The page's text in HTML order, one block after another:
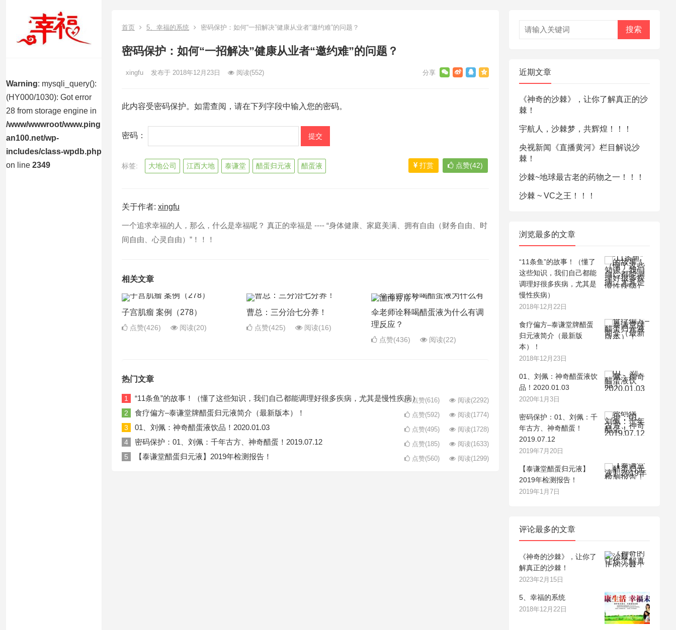
Warning: mysqli_query():
(HY000/1030): Got error
28 from storage engine in
/www/wwwroot/www.ping
an100.net/wp-
includes/class-wpdb.php
on line 2349
首页 5、幸福的系统 密码保护：如何“一招解决”健康从业者“邀约难”的问题？
密码保护：如何“一招解决”健康从业者“邀约难”的问题？
xingfu 发布于 2018年12月23日 阅读(552)
此内容受密码保护。如需查阅，请在下列字段中输入您的密码。
密码：
标签: 大地公司 江西大地 泰谦堂 醋蛋归元液 醋蛋液 打赏 点赞(42)
关于作者: xingfu
一个追求幸福的人，那么，什么是幸福呢？ 真正的幸福是 ---- “身体健康、家庭美满、拥有自由（财务自由、时
间自由、心灵自由）”！！！
相关文章
子宫肌瘤 案例（278）
点赞(426) 阅读(20)
曹总：三分治七分养！
点赞(425) 阅读(16)
伞老师诠释喝醋蛋液为什么有调
理反应？
点赞(436) 阅读(22)
热门文章
1 “11条鱼”的故事！（懂了这些知识，我们自己都能调理好很多疾病，尤其是慢性疾病）点赞(616) 阅读(2292)
2 食疗偏方–泰谦堂牌醋蛋归元液简介（最新版本）！ 点赞(592) 阅读(1774)
3 01、刘佩：神奇醋蛋液饮品！2020.01.03 点赞(495) 阅读(1728)
4 密码保护：01、刘佩：千年古方、神奇醋蛋！2019.07.12 点赞(185) 阅读(1633)
5 【泰谦堂醋蛋归元液】2019年检测报告！ 点赞(560) 阅读(1299)
搜索
近期文章
《神奇的沙棘》，让你了解真正的沙
棘！
宇航人，沙棘梦，共辉煌！！！
央视新闻《直播黄河》栏目解说沙
棘！
沙棘~地球最古老的药物之一！！！
沙棘 ~ VC之王！！！
浏览最多的文章
“11条鱼”的故事！（懂了
这些知识，我们自己都能
调理好很多疾病，尤其是
慢性疾病）
2018年12月22日
食疗偏方–泰谦堂牌醋蛋
归元液简介（最新版
本）！
2018年12月23日
01、刘佩：神奇醋蛋液饮
品！2020.01.03
2020年1月3日
密码保护：01、刘佩：千
年古方、神奇醋蛋！
2019.07.12
2019年7月20日
【泰谦堂醋蛋归元液】
2019年检测报告！
2019年1月7日
评论最多的文章
《神奇的沙棘》，让你了
解真正的沙棘！
2023年2月15日
5、幸福的系统
2018年12月22日